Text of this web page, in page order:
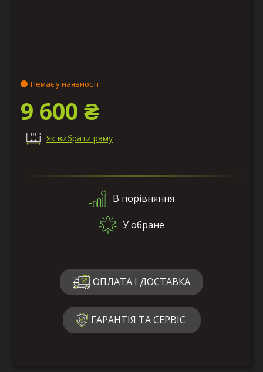
Немає у наявності
9 600 ₴
Як вибрати раму
В порівняння
У обране
ОПЛАТА І ДОСТАВКА
ГАРАНТІЯ ТА СЕРВІС